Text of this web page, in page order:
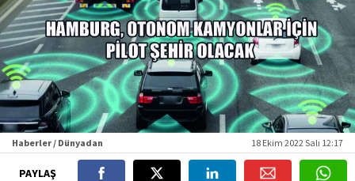
Haberler / Dünyadan 18 Ekim 2022 Salı 12:17
PAYLAŞ